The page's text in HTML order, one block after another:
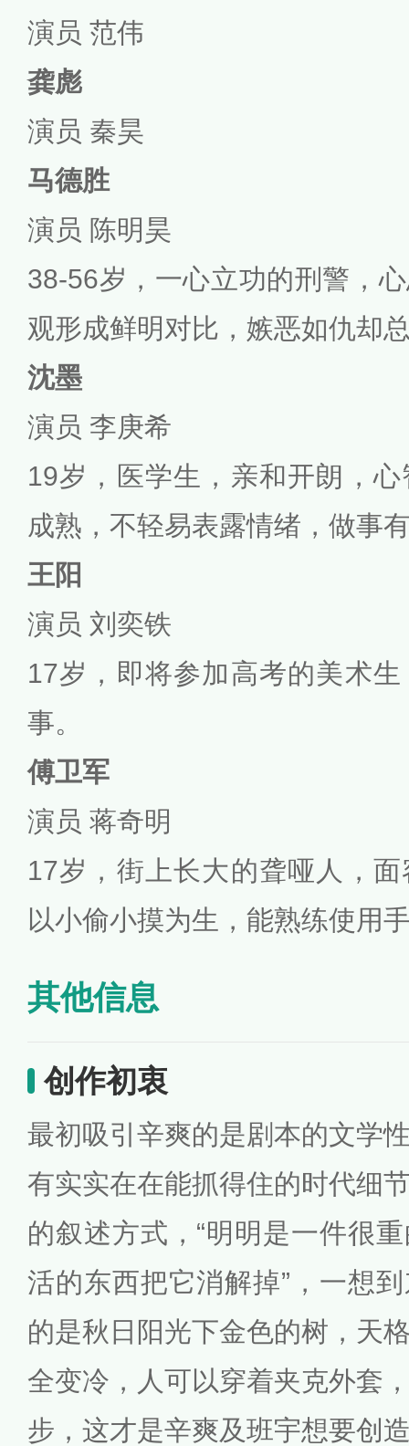
演员 范伟
龚彪
演员 秦昊
马德胜
演员 陈明昊
38-56岁，一心立功的刑警，
观形成鲜明对比，嫉恶如仇却
沈墨
演员 李庚希
19岁，医学生，亲和开朗，
成熟，不轻易表露情绪，做事
王阳
演员 刘奕铁
17岁，即将参加高考的美术
事。
傅卫军
演员 蒋奇明
17岁，街上长大的聋哑人，
以小偷小摸为生，能熟练使用
其他信息
创作初衷
最初吸引辛爽的是剧本的文学
有实实在在能抓得住的时代细
的叙述方式，“明明是一件很
活的东西把它消解掉”，一想
的是秋日阳光下金色的树，天
全变冷，人可以穿着夹克外套
步，这才是辛爽及班宇想要创